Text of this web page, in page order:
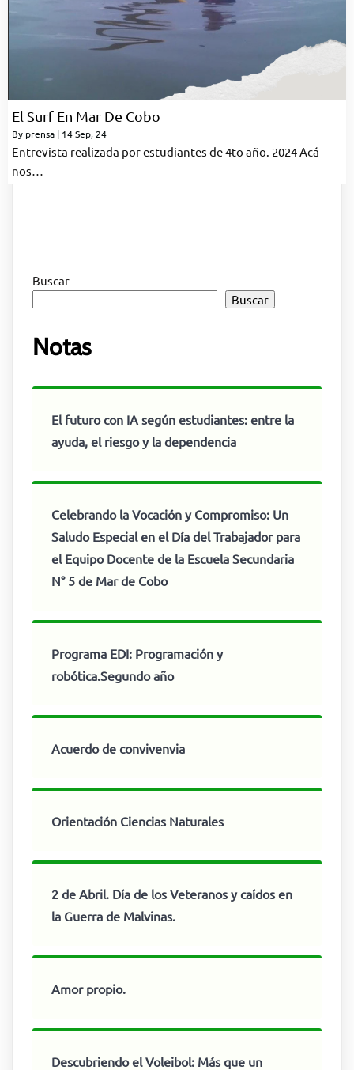
El Surf En Mar De Cobo
By prensa | 14Sep, 24
Entrevista realizada por estudiantes de 4to año. 2024 Acá
nos…
Buscar
Buscar
Notas
El futuro con IA según estudiantes: entre la
ayuda, el riesgo y la dependencia
Celebrando la Vocación y Compromiso: Un
Saludo Especial en el Día del Trabajador para
el Equipo Docente de la Escuela Secundaria
N° 5 de Mar de Cobo
Programa EDI: Programación y
robótica.Segundo año
Acuerdo de convivenvia
Orientación Ciencias Naturales
2 de Abril. Día de los Veteranos y caídos en
la Guerra de Malvinas.
Amor propio.
Descubriendo el Voleibol: Más que un